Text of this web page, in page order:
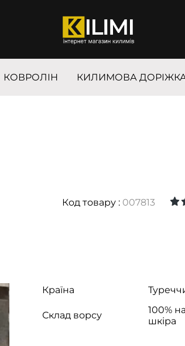
КОВРОЛІН КИЛИМОВА
Код товару : 007813
Країна
Склад ворсу
100%
шкіра